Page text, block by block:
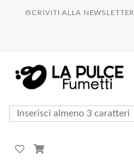
ISCRIVITI ALLA NEWSLETTER